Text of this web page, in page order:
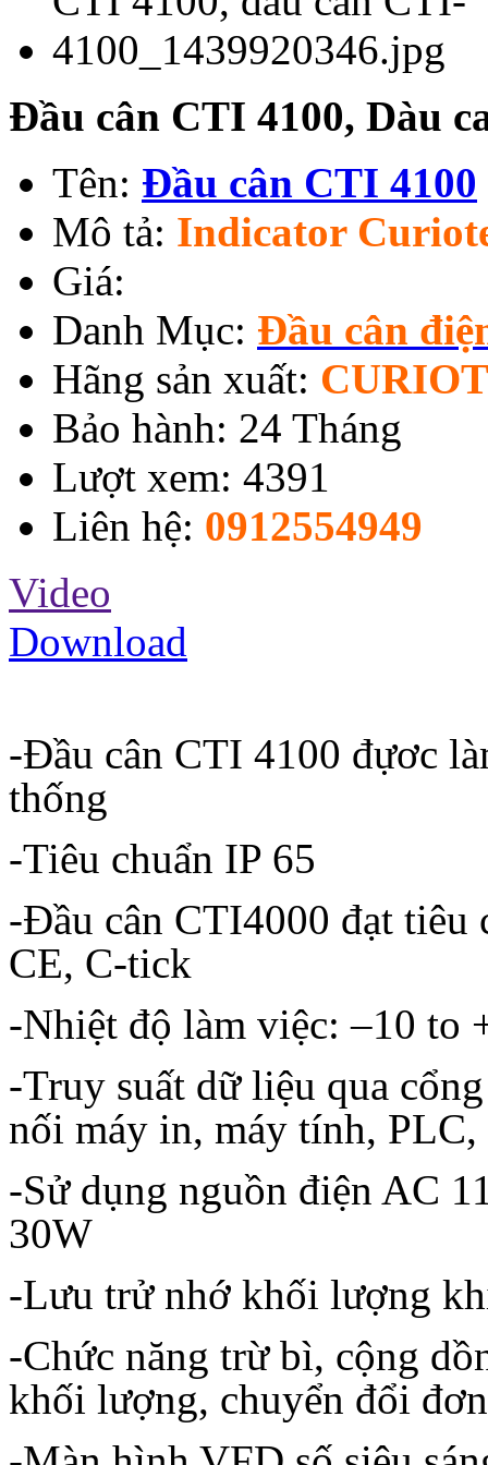
Đầu cân CTI 4100, Dàu
Tên: Đầu cân CTI 4100
Mô tả: Indicator
Giá:
Danh Mục: Đầu cân
Hãng sản xuất:
Bảo hành: 24 Tháng
Lượt xem: 4391
Liên hệ: 0912554949
Video
Download
-Đầu cân CTI 4100 đựơc
thống
-Tiêu chuẩn IP 65
-Đầu cân CTI4000 đạt
CE, C-tick
-Nhiệt độ làm việc: –10 to
-Truy suất dữ liệu qua
nối máy in, máy tính,
-Sử dụng nguồn điện AC
30W
-Lưu trử nhớ khối lượng
-Chức năng trừ bì, cộng
khối lượng, chuyển đổi